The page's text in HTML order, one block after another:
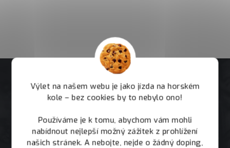
Výlet na našem webu je jako jízda na horském
kole – bez cookies by to nebylo ono!
Používáme je k tomu, abychom vám mohli
nabídnout nejlepší možný zážitek z prohlížení
našich stránek. A nebojte, nejde o žádný doping,